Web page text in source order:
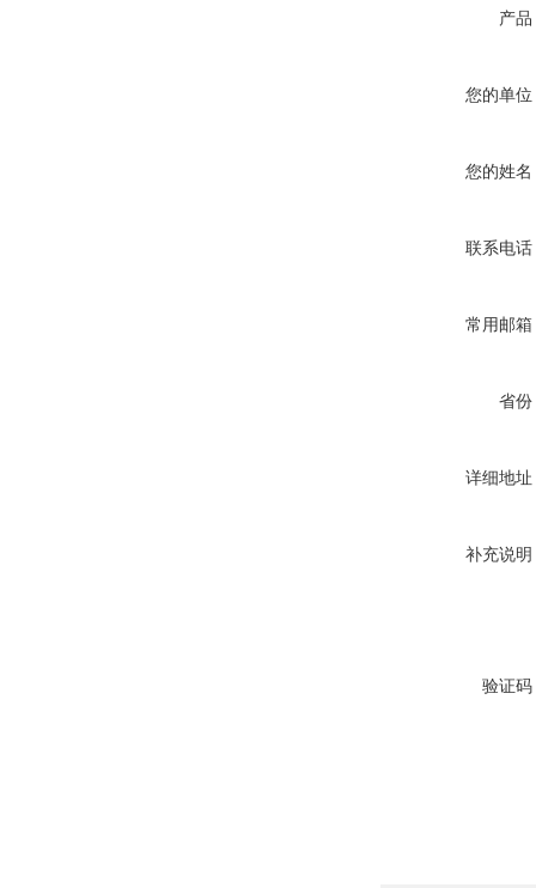
产品
您的单位
您的姓名
联系电话
常用邮箱
省份
详细地址
补充说明
验证码